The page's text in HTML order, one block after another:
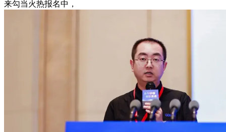
来勾当火热报名中，